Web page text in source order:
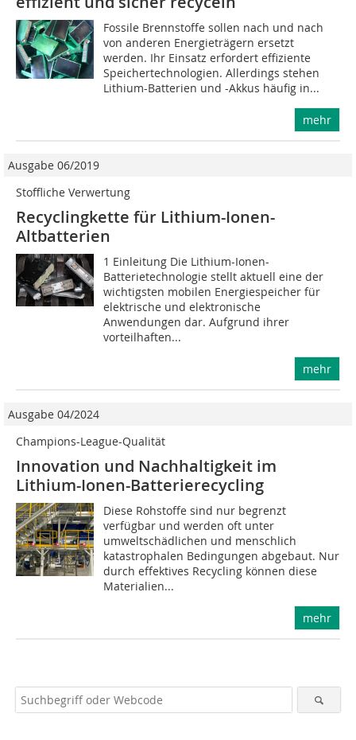
Fossile Brennstoffe sollen nach und nach
von anderen Energieträgern ersetzt
werden. Ihr Einsatz erfordert effiziente
Speichertechnologien. Allerdings stehen
Lithium-Batterien und -Akkus häufig in...
mehr
Ausgabe 06/2019
Stoffliche Verwertung
Recyclingkette für Lithium-Ionen-
Altbatterien
1 Einleitung Die Lithium-Ionen-
Batterietechnologie stellt aktuell eine der
wichtigsten mobilen Energiespeicher für
elektrische und elektronische
Anwendungen dar. Aufgrund ihrer
vorteilhaften...
mehr
Ausgabe 04/2024
Champions-League-Qualität
Innovation und Nachhaltigkeit im
Lithium-Ionen-Batterierecycling
Diese Rohstoffe sind nur begrenzt
verfügbar und werden oft unter
umweltschädlichen und menschlich
katastrophalen Bedingungen abgebaut. Nur
durch effektives Recycling können diese
Materialien...
mehr